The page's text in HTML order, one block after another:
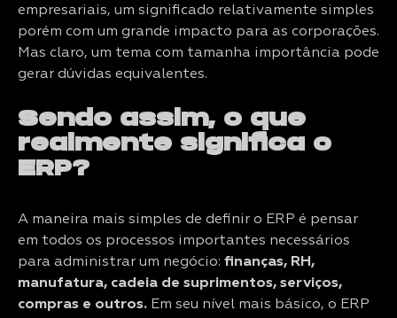
empresariais, um significado relativamente simples
porém com um grande impacto para as corporações.
Mas claro, um tema com tamanha importância pode
gerar dúvidas equivalentes.
Sendo assim, o que
realmente significa o
ERP?
A maneira mais simples de definir o ERP é pensar
em todos os processos importantes necessários
para administrar um negócio: finanças, RH,
manufatura, cadeia de suprimentos, serviços,
compras e outros. Em seu nível mais básico, o ERP